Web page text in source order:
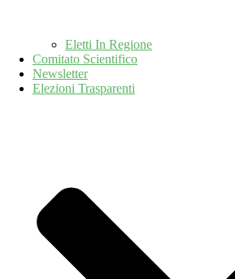
Eletti In Regione
Comitato Scientifico
Newsletter
Elezioni Trasparenti